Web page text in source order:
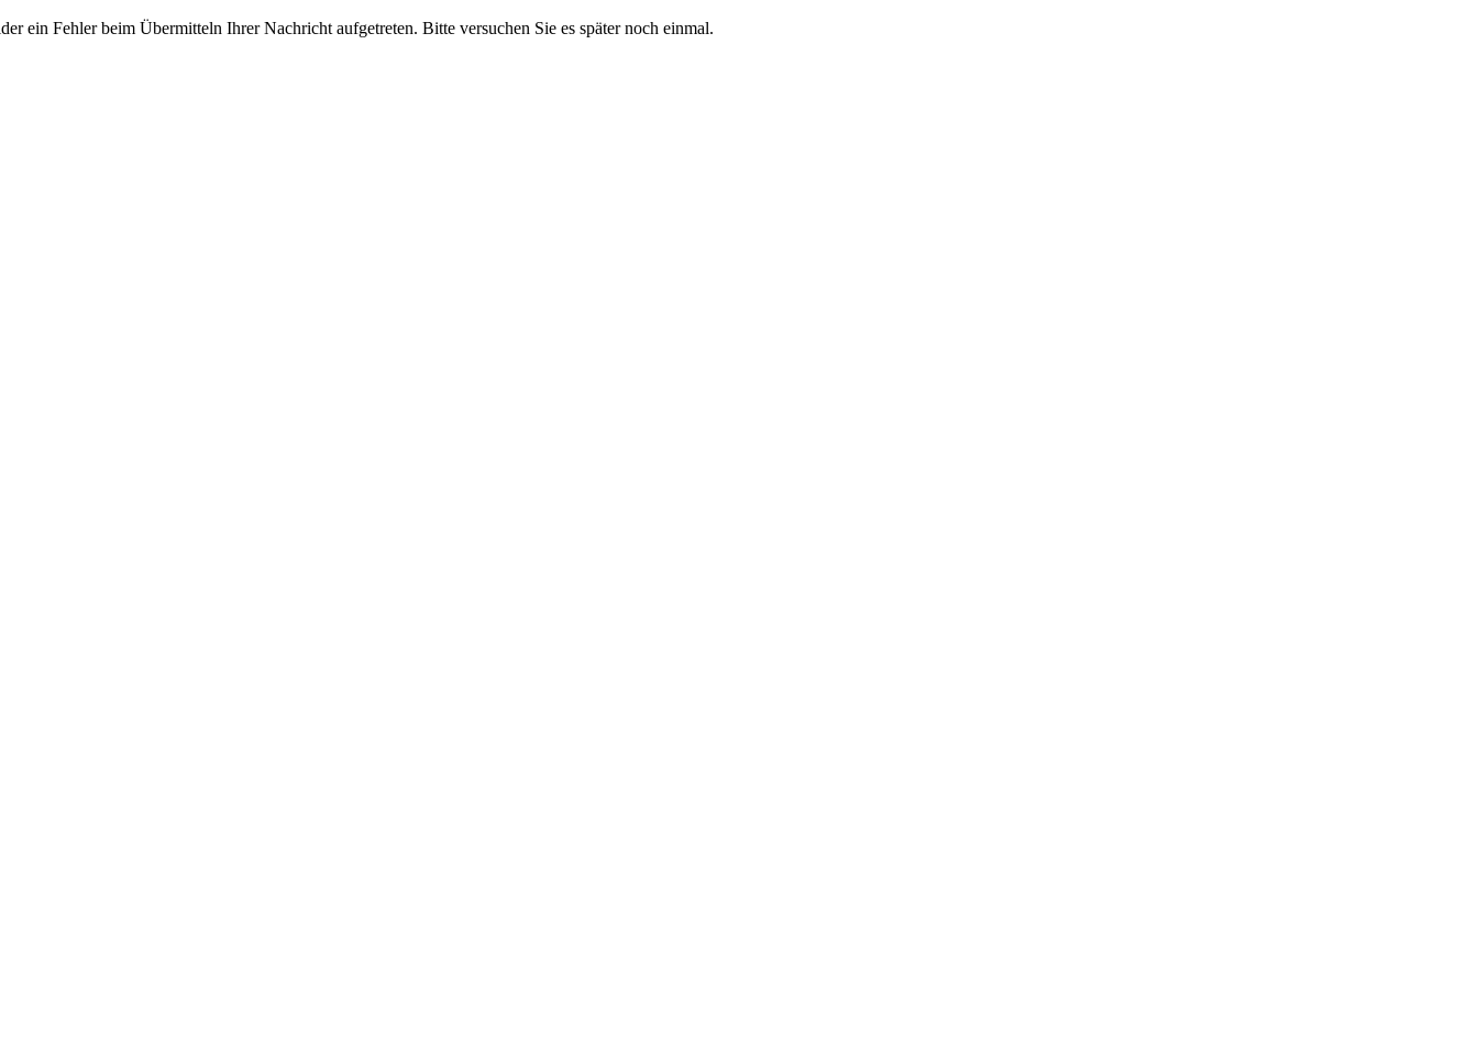
ein Fehler beim Übermitteln Ihrer Nachricht aufgetreten. Bitte versuchen Sie es später noch einmal.